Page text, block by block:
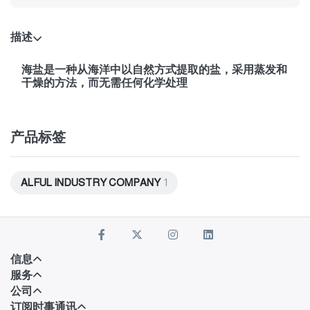
描述
海盐是一种从海洋中以自然方式提取的盐，采用蒸发和
干燥的方法，而无需任何化学处理
产品标签
ALFUL INDUSTRY COMPANY 1
信息
服务
公司
订阅时事通讯